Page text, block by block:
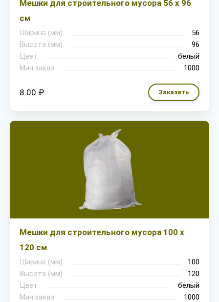
Мешки для строительного мусора 56 х 96
см
Ширина (мм)
56
Высота (мм)
96
Цвет
белый
Мин.заказ
1000
8.00 ₽ Заказать
Мешки для строительного мусора 100 х
120 см
Ширина (мм)
100
Высота (мм)
120
Цвет
белый
Мин.заказ
1000